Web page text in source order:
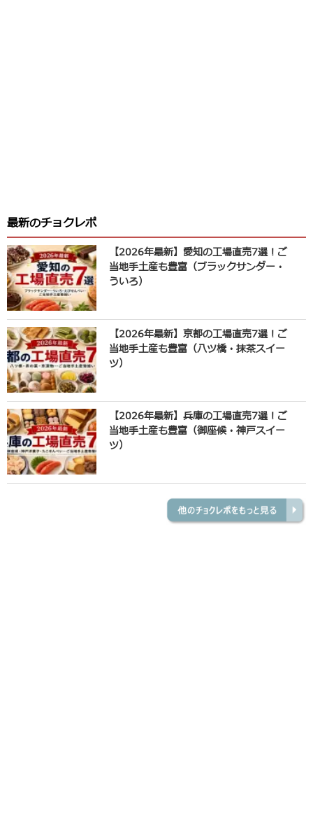
最新のチョクレポ
【2026年最新】愛知の工場直売7選！ご
当地手土産も豊富（ブラックサンダー・
ういろ）
【2026年最新】京都の工場直売7選！ご
当地手土産も豊富（八ツ橋・抹茶スイー
ツ）
【2026年最新】兵庫の工場直売7選！ご
当地手土産も豊富（御座候・神戸スイー
ツ）